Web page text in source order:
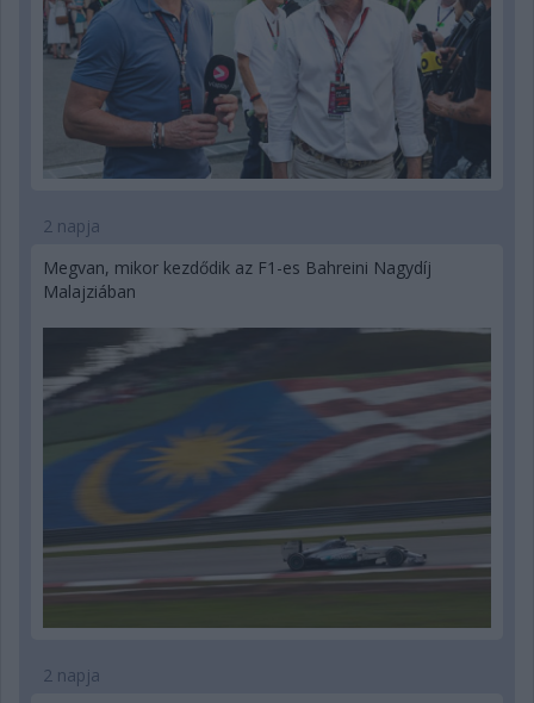
2 napja
Megvan, mikor kezdődik az F1-es Bahreini Nagydíj
Malajziában
2 napja